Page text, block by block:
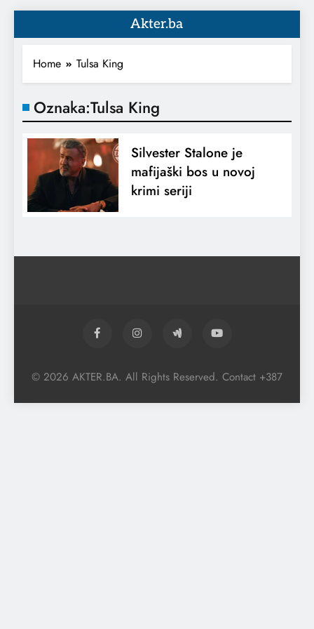
Akter.ba
Home Tulsa King
Oznaka:Tulsa King
Silvester Stalone je
mafijaški bos u novoj
krimi seriji
© 2026 AKTER.BA. All Rights Reserved. Contact +387